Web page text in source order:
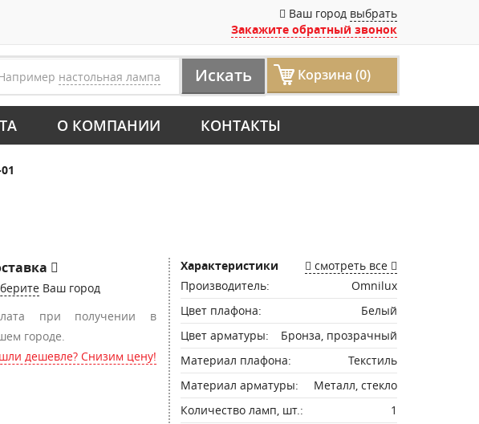
Ваш город выбрать
Закажите обратный звонок
настольная лампа Искать Корзина (0)
О КОМПАНИИ КОНТАКТЫ
Ваш город
при получении в
городе.
дешевле? Снизим цену!
Характеристики
смотреть все
Производитель:
Omnilux
Цвет плафона:
Белый
Цвет арматуры:
Бронза, прозрачный
Материал плафона:
Текстиль
Материал арматуры:
Металл, стекло
Количество ламп, шт.:
1